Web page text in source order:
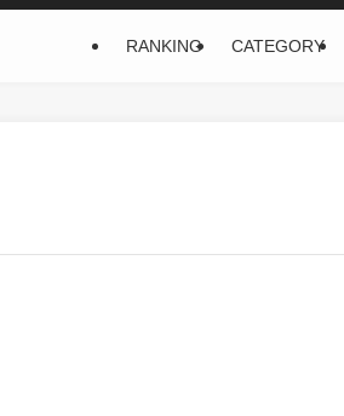
RANKING CATEGORY